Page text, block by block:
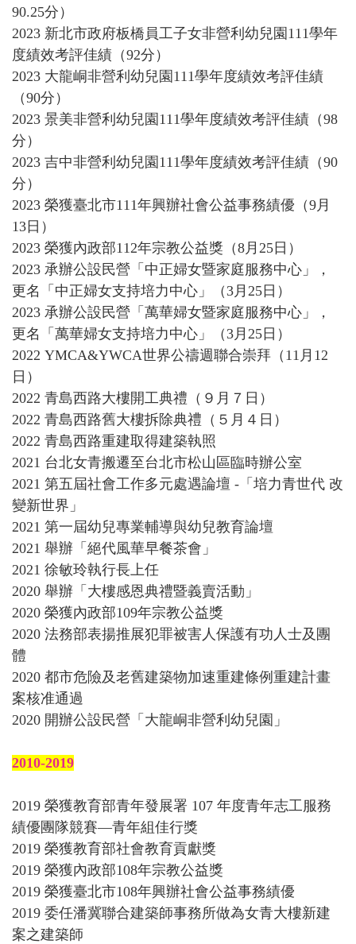
90.25分 ）
2023 新北市政府板橋員工子女非營利幼兒園111學年
度績效考評佳績 （92分 ）
2023 大龍峒非營利幼兒園111學年度績效考評佳績
（90分 ）
2023 景美非營利幼兒園111學年度績效考評佳績 （98
分 ）
2023 吉中非營利幼兒園111學年度績效考評佳績（90
分）
2023 榮獲臺北市111年興辦社會公益事務績優（9月
13日）
2023 榮獲內政部112年宗教公益獎（8月25日）
2023 承辦公設民營「中正婦女暨家庭服務中心」，
更名「中正婦女支持培力中心」（3月25日）
2023 承辦公設民營「萬華婦女暨家庭服務中心」，
更名「萬華婦女支持培力中心」（3月25日）
2022 YMCA&YWCA世界公禱週聯合崇拜（11月12
日）
2022 青島西路大樓開工典禮（９月７日）
2022 青島西路舊大樓拆除典禮（５月４日）
2022 青島西路重建取得建築執照
2021 台北女青搬遷至台北市松山區臨時辦公室
2021 第五屆社會工作多元處遇論壇 -「培力青世代 改
變新世界」
2021 第一屆幼兒專業輔導與幼兒教育論壇
2021 舉辦「絕代風華早餐茶會」
2021 徐敏玲執行長上任
2020 舉辦「大樓感恩典禮暨義賣活動」
2020 榮獲內政部109年宗教公益獎
2020 法務部表揚推展犯罪被害人保護有功人士及團
體
2020 都市危險及老舊建築物加速重建條例重建計畫
案核准通過
2020 開辦公設民營「大龍峒非營利幼兒園」
2010-2019
2019 榮獲教育部青年發展署 107 年度青年志工服務
績優團隊競賽—青年組佳行獎
2019 榮獲教育部社會教育貢獻獎
2019 榮獲內政部108年宗教公益獎
2019 榮獲臺北市108年興辦社會公益事務績優
2019 委任潘冀聯合建築師事務所做為女青大樓新建
案之建築師